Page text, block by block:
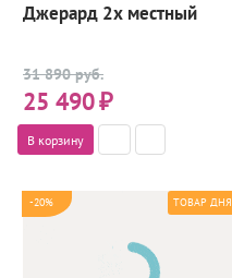
Джерард 2х местный
31 890 руб.
25 490₽
В корзину
-20% ТОВАР ДНЯ